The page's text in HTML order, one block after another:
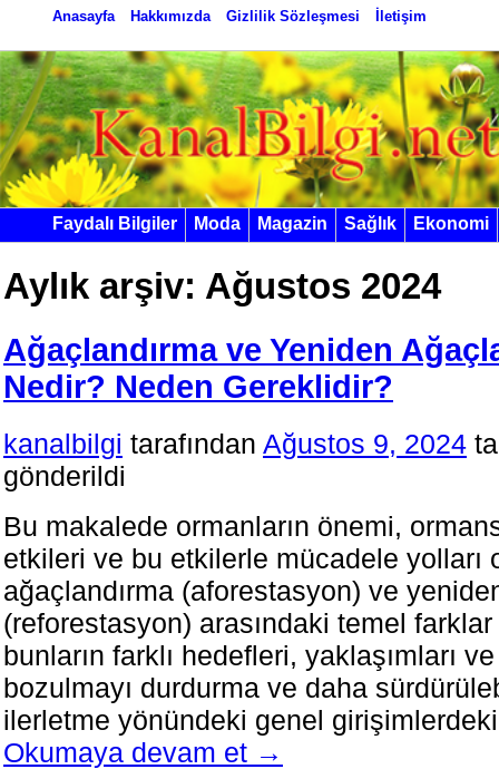
Anasayfa Hakkımızda Gizlilik Sözleşmesi İletişim
Faydalı Bilgiler Moda Magazin Sağlık Ekonomi
Aylık arşiv: Ağustos 2024
Ağaçlandırma ve Yeniden
Nedir? Neden Gereklidir?
kanalbilgi tarafından Ağustos 9, 2024
gönderildi
Bu makalede ormanların önemi,
etkileri ve bu etkilerle mücadele yolları
ağaçlandırma (aforestasyon) ve
(reforestasyon) arasındaki temel
bunların farklı hedefleri, yaklaşımları
bozulmayı durdurma ve daha
ilerletme yönündeki genel
Okumaya devam et →